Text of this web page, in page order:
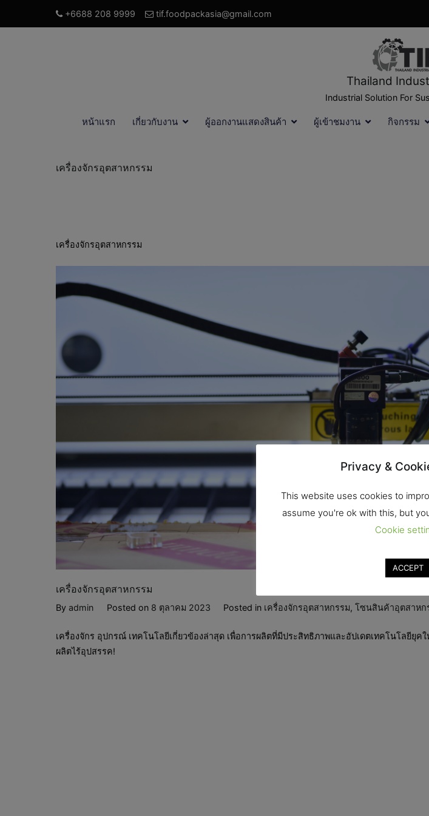
+6688 208 9999 tif.foodpackasia@gmail.com
Thailand
Industrial Solution For
หน้าแรก เกี่ยวกับงาน ผู้ออกงานแสดงสินค้า ผู้เข้าชมงาน กิจกรรม
เครื่องจักรอุตสาหกรรม
เครื่องจักรอุตสาหกรรม
เครื่องจักรอุตสาหกรรม
By admin Posted on 8 ตุลาคม 2023 Posted in เครื่องจักรอุตสาหกรรม,โซนสินค้าอุตสาหก
เครื่องจักร อุปกรณ์ เทคโนโลยีเกี่ยวข้องล่าสุด เพื่อการผลิตที่มีประสิทธิภาพและอัปเดตเทคโนโลยียุค
ผลิตไร้อุปสรรค!
Privacy &
This website uses cookies to
assume you're ok with this, but
Cookie
ACCEPT